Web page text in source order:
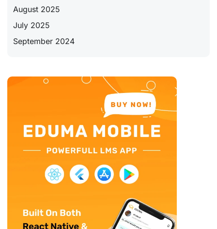
August 2025
July 2025
September 2024